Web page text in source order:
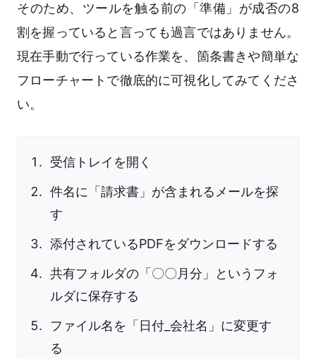
そのため、ツールを触る前の「準備」が成否の8
割を握っていると言っても過言ではありません。
現在手動で行っている作業を、箇条書きや簡単な
フローチャートで徹底的に可視化してみてくださ
い。
受信トレイを開く
件名に「請求書」が含まれるメールを探
す
添付されているPDFをダウンロードする
共有フォルダの「〇〇月分」というフォ
ルダに保存する
ファイル名を「日付_会社名」に変更す
る